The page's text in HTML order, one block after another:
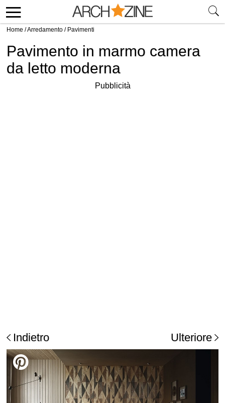
Home /Arredamento / Pavimenti
Pavimento in marmo camera
da letto moderna
Pubblicità
Indietro Ulteriore